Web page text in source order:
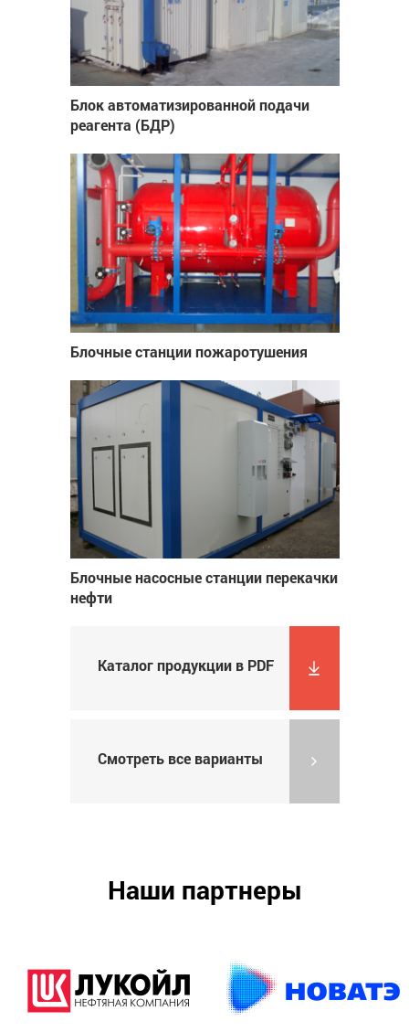
Блок автоматизированной подачи
реагента (БДР)
Блочные станции пожаротушения
Блочные насосные станции перекачки
нефти
Каталог продукции в PDF
Смотреть все варианты
Наши партнеры